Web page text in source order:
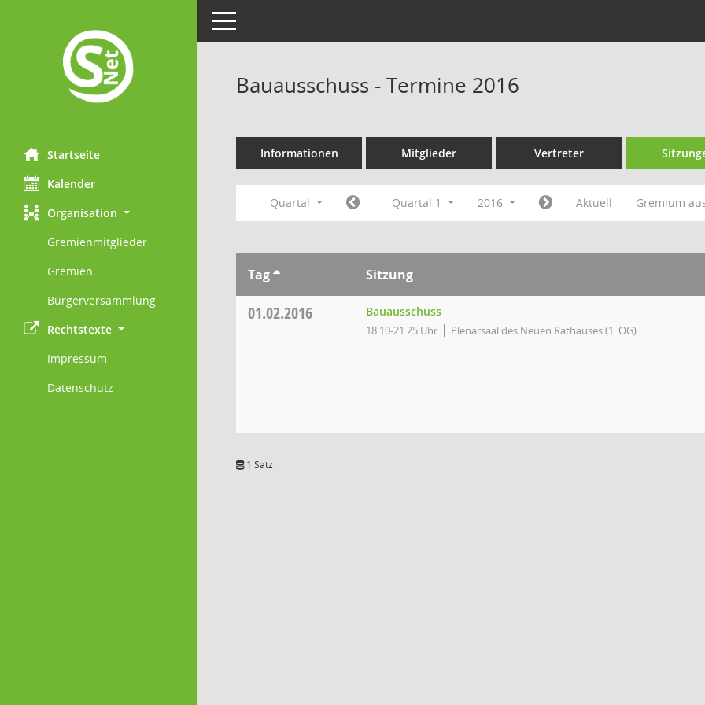
Startseite
Kalender
Organisation
Gremienmitglieder
Gremien
Bürgerversammlung
Rechtstexte
Impressum
Datenschutz
Toggle navigation
Bauausschuss - Termine 2016
Informationen Mitglieder Vertreter
Quartal Quartal 1 2016 Aktuell Gremium
Tag Sitzung
01.02.2016 Bauausschuss
18:10-21:25 Uhr Plenarsaal des Neuen Rathauses (1. OG)
1 Satz